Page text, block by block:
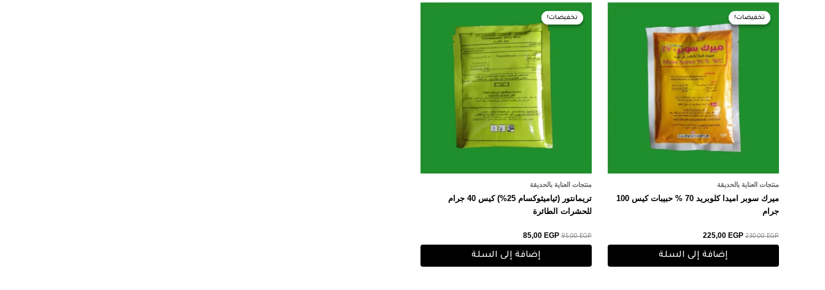
تخفيضات!
تخفيضات!
منتجات العناية بالحديقة
ميرك سوبر اميدا كلوبريد 70 % حبيبات كيس 100
جرام
230,00EGP
السعر
الأصلي
هو:
230,00 EGP.
225,00 EGP
السعر
225,00 EGP.
إضافة إلى السلة
تخفيضات!
تخفيضات!
منتجات العناية بالحديقة
تريمانتور (ثياميثوكسام 25%) كيس 40 جرام
للحشرات الطائرة
95,00EGP
السعر
الأصلي
هو:
95,00 EGP.
85,00 EGP
السعر
هو:
85,00 EGP.
إضافة إلى السلة